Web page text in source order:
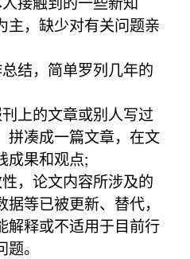
主，缺少对有关问题亲
结，简单罗列几年的
上的文章或别人写过
拼凑成一篇文章，在文
成果和观点;
，论文内容所涉及的
等已被更新、替代，
解释或不适用于目前行
。